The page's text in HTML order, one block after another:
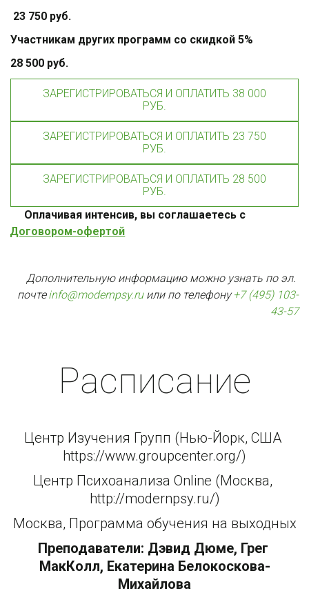
23 750 руб.
Участникам других программ со скидкой 5%
28 500 руб.
ЗАРЕГИСТРИРОВАТЬСЯ И ОПЛАТИТЬ 38 000
РУБ.
ЗАРЕГИСТРИРОВАТЬСЯ И ОПЛАТИТЬ 23 750
РУБ.
ЗАРЕГИСТРИРОВАТЬСЯ И ОПЛАТИТЬ 28 500
РУБ.
     Оплачивая интенсив, вы соглашаетесь с
Договором-офертой
Дополнительную информацию можно узнать по эл.
почте info@modernpsy.ru или по телефону +7 (495) 103-
43-57
Расписание
Центр Изучения Групп (Нью-Йорк, США
https://www.groupcenter.org/)
Центр Психоанализа Online (Москва,
http://modernpsy.ru/)
Москва, Программа обучения на выходных
Преподаватели: Дэвид Дюме, Грег
МакКолл, Екатерина Белокоскова-
Михайлова